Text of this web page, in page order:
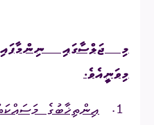
މި ޖަލްސާގައި
މިވަނީއެވެ.
އިންތިޚާބުގެ